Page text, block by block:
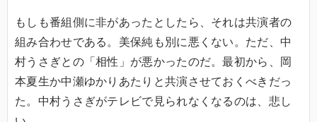
もしも番組側に非があったとしたら、それは共演者の
組み合わせである。美保純も別に悪くない。ただ、中
村うさぎとの「相性」が悪かったのだ。最初から、岡
本夏生か中瀬ゆかりあたりと共演させておくべきだっ
た。中村うさぎがテレビで見られなくなるのは、悲し